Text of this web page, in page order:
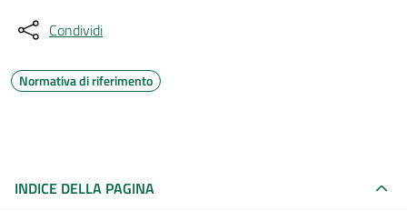
Condividi
Normativa di riferimento
INDICE DELLA PAGINA